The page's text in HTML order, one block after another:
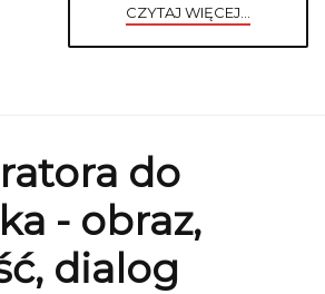
CZYTAJ WIĘCEJ...
do
- obraz,
dialog